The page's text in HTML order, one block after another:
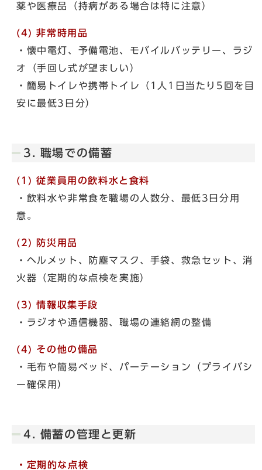
薬や医療品（持病がある場合は特に注意）
(4) 非常時用品
・懐中電灯、予備電池、モバイルバッテリー、ラジ
オ（手回し式が望ましい）
・簡易トイレや携帯トイレ（1人1日当たり5回を目
安に最低3日分）
3. 職場での備蓄
(1) 従業員用の飲料水と食料
・飲料水や非常食を職場の人数分、最低3日分用
意。
(2) 防災用品
・ヘルメット、防塵マスク、手袋、救急セット、消
火器（定期的な点検を実施）
(3) 情報収集手段
・ラジオや通信機器、職場の連絡網の整備
(4) その他の備品
・毛布や簡易ベッド、パーテーション（プライバシ
ー確保用）
4. 備蓄の管理と更新
・定期的な点検